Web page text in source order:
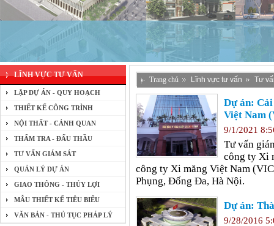
LĨNH VỰC TƯ VẤN
LẬP DỰ ÁN - QUY HOẠCH
THIẾT KẾ CÔNG TRÌNH
NỘI THẤT - CẢNH QUAN
THẨM TRA - ĐẤU THẦU
TƯ VẤN GIÁM SÁT
QUẢN LÝ DỰ ÁN
GIAO THÔNG - THỦY LỢI
MẪU THIẾT KẾ TIÊU BIỂU
VĂN BẢN - THỦ TỤC PHÁP LÝ
Trang chủ Lĩnh vực tư vấn Tư
Dự án:
Việt Nam
9/1/2021
Tư vấn
công ty Xi
công ty Xi măng Việt Nam
Phụng, Đống Đa, Hà Nội.
Dự án:
9/28/2016